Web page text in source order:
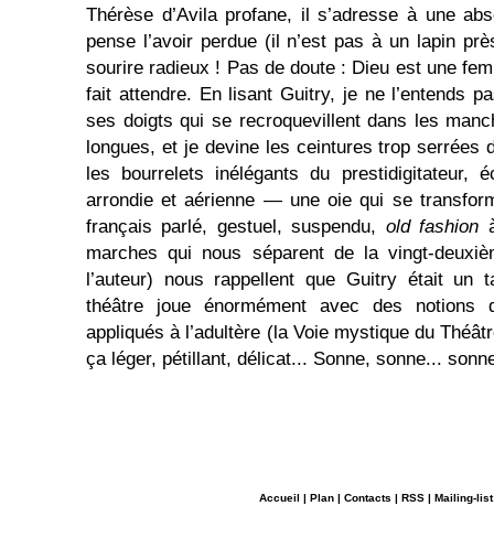
Thérèse d’Avila profane, il s’adresse à une
pense l’avoir perdue (il n’est pas à un lapin
sourire radieux ! Pas de doute : Dieu est une
fait attendre. En lisant Guitry, je ne l’entends
ses doigts qui se recroquevillent dans les
longues, et je devine les ceintures trop serrées
les bourrelets inélégants du prestidigitateur,
arrondie et aérienne — une oie qui se
français parlé, gestuel, suspendu, old fashion
marches qui nous séparent de la vingt-
l’auteur) nous rappellent que Guitry était un
théâtre joue énormément avec des
appliqués à l’adultère (la Voie mystique du
ça léger, pétillant, délicat... Sonne, sonne...
Accueil | Plan | Contacts | RSS | Mailing-list